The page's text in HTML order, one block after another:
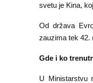
svetu je Kina,
Od država
zauzima tek 42.
Gde i ko
U Ministarstvu